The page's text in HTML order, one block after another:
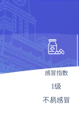
感冒指数
1级
不易感冒